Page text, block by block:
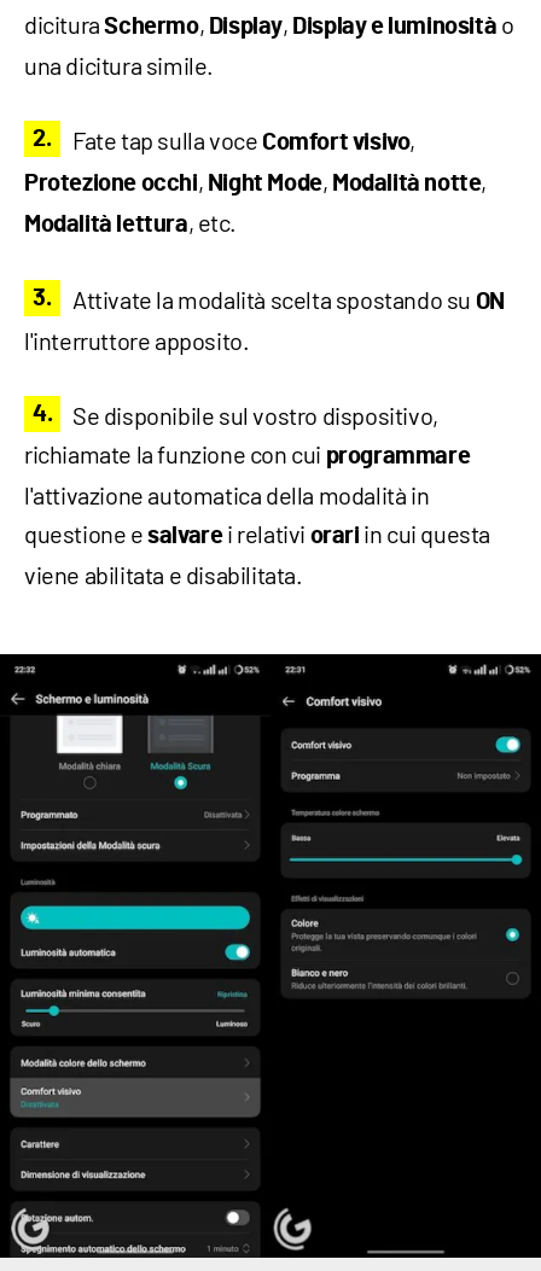
dicituraSchermo, Display, Display e luminosità o
una dicitura simile.
Fate tap sulla voce Comfort visivo,
Protezione occhi, Night Mode, Modalità notte,
Modalità lettura, etc.
Attivate la modalità scelta spostando su ON
l'interruttore apposito.
Se disponibile sul vostro dispositivo,
richiamate la funzione con cui programmare
l'attivazione automatica della modalità in
questione esalvarei relativi orari in cui questa
viene abilitata e disabilitata.